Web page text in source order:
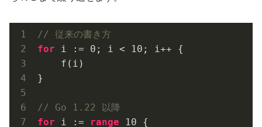
// 従来の書き方
for i := 0 ; i < 10 ; i++ {
    f(i)
}
// Go 1.22 以降
for i := range 10 {